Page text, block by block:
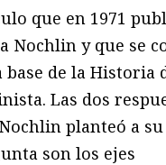
que en 1971
Nochlin y que se
base de la Historia
Las dos
planteó a
son los ejes